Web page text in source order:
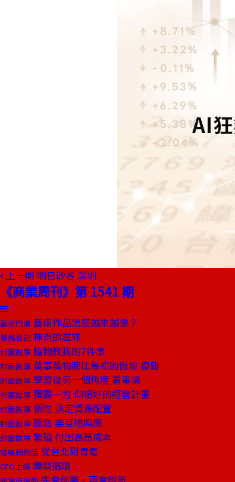
上一期 明日矽谷 深圳
《商業周刊》第 1541 期
藝術門道 藝術作品怎麼越來越像？
饕姊食記 神奇的滋味
封面故事 植物教我的7件事
封面故事 萬事萬物都比最初的假設 複雜
封面故事 學習從另一個角度 看事情
封面故事 獨霸一方 仰賴好的經營計畫
封面故事 個性 決定資源配置
封面故事 臨危 要互相照應
封面故事 繁殖 付出高昂成本
總編輯的話 從台北到青島
CEO上線 爛梨循環